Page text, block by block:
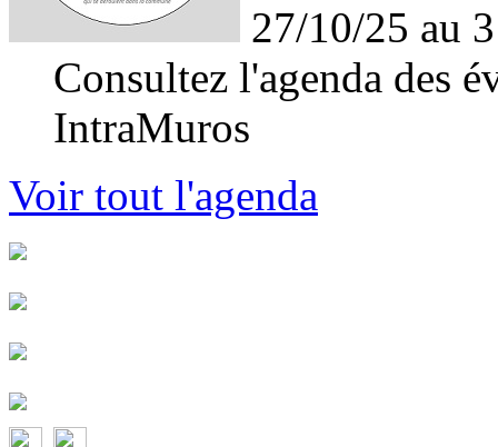
27/10/25 au
Consultez l'agenda des
IntraMuros
Voir tout l'agenda